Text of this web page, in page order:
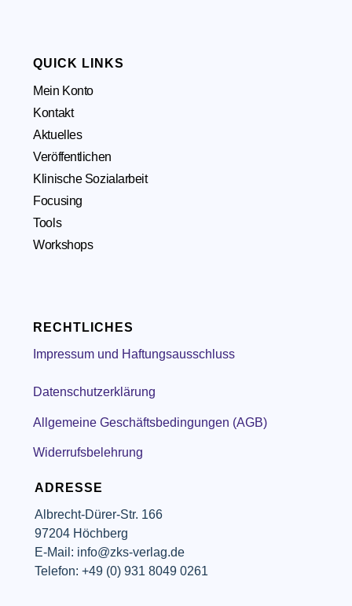
ADRESSE
Albrecht-Dürer-Str. 166
97204 Höchberg
E-Mail: info@zks-verlag.de
Telefon: +49 (0) 931 8049 0261
RECHTLICHES
Impressum und Haftungsausschluss
Datenschutzerklärung
Allgemeine Geschäftsbedingungen (AGB)
Widerrufsbelehrung
QUICK LINKS
Mein Konto
Kontakt
Aktuelles
Veröffentlichen
Klinische Sozialarbeit
Focusing
Tools
Workshops